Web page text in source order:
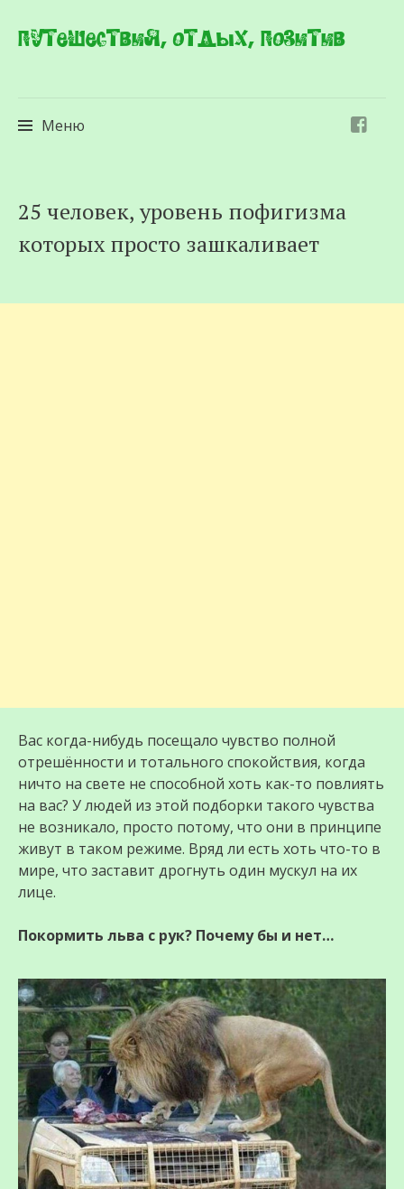
Путешествия, отдых, позитив
Меню
к
содержимому
25 человек, уровень пофигизма
которых просто зашкаливает
Вас когда-нибудь посещало чувство полной
отрешённости и тотального спокойствия, когда
ничто на свете не способной хоть как-то повлиять
на вас? У людей из этой подборки такого чувства
не возникало, просто потому, что они в принципе
живут в таком режиме. Вряд ли есть хоть что-то в
мире, что заставит дрогнуть один мускул на их
лице.
Покормить льва с рук? Почему бы и нет…